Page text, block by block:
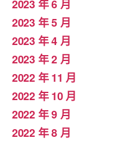
2023 年 6 月
2023 年 5 月
2023 年 4 月
2023 年 2 月
2022 年 11 月
2022 年 10 月
2022 年 9 月
2022 年 8 月